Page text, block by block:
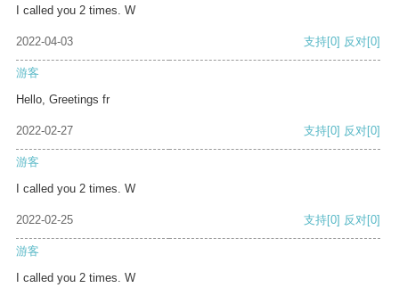
I called you 2 times. W
2022-04-03 支持[0] 反对[0]
游客
Hello, Greetings fr
2022-02-27 支持[0] 反对[0]
游客
I called you 2 times. W
2022-02-25 支持[0] 反对[0]
游客
I called you 2 times. W